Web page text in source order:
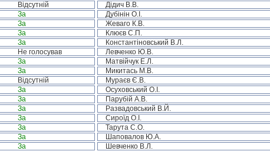
Відсутній Дідич В.В.
За Дубінін О.І.
За Жеваго К.В.
За Клюєв С.П.
За Константіновський В.Л.
Не голосував Левченко Ю.В.
За Матвійчук Е.Л.
За Микитась М.В.
Відсутній Мураєв Є.В.
За Осуховський О.І.
За Парубій А.В.
За Развадовський В.Й.
За Сироїд О.І.
За Тарута С.О.
За Шаповалов Ю.А.
За Шевченко В.Л.